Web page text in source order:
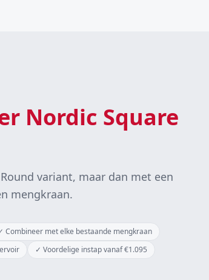
Nordic Square
variant, maar dan met een
mengkraan.
Combineer met elke bestaande mengkraan
✓ Voordelige instap vanaf €1.095